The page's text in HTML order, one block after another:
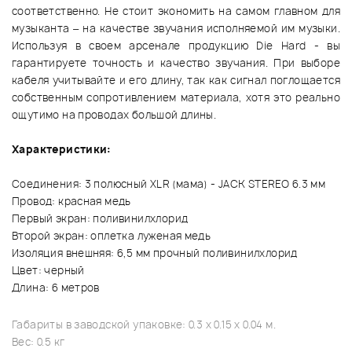
соответственно. Не стоит экономить на самом главном для
музыканта – на качестве звучания исполняемой им музыки.
Используя в своем арсенале продукцию Die Hard - вы
гарантируете точность и качество звучания. При выборе
кабеля учитывайте и его длину, так как сигнал поглощается
собственным сопротивлением материала, хотя это реально
ощутимо на проводах большой длины.
Характеристики:
Соединения: 3 полюсный XLR (мама) - JACK STEREO 6.3 мм
Провод: красная медь
Первый экран: поливинилхлорид
Второй экран: оплетка луженая медь
Изоляция внешняя: 6,5 мм прочный поливинилхлорид
Цвет: черный
Длина: 6 метров
Габариты в заводской упаковке: 0.3 x 0.15 x 0.04 м.
Вес: 0.5 кг